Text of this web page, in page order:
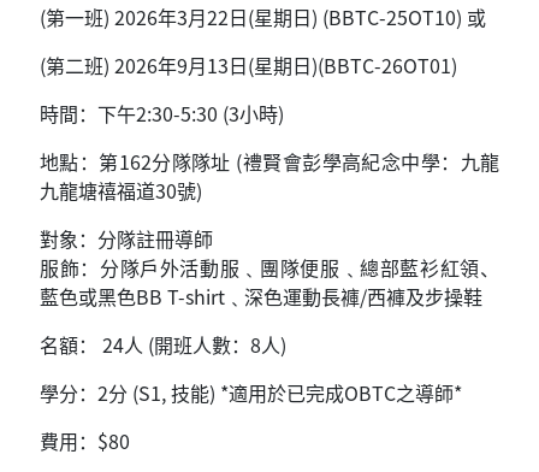
(第一班) 2026年3月22日(星期日) (BBTC-25OT10) 或
(第二班) 2026年9月13日(星期日)(BBTC-26OT01)
時間：下午2:30-5:30 (3小時)
地點：第162分隊隊址 (禮賢會彭學高紀念中學：九龍
九龍塘禧福道30號)
對象：分隊註冊導師
服飾：分隊戶外活動服﹑團隊便服﹑總部藍衫紅領、
藍色或黑色BB T-shirt﹑深色運動長褲/西褲及步操鞋
名額： 24人 (開班人數：8人)
學分：2分 (S1, 技能) *適用於已完成OBTC之導師*
費用：$80